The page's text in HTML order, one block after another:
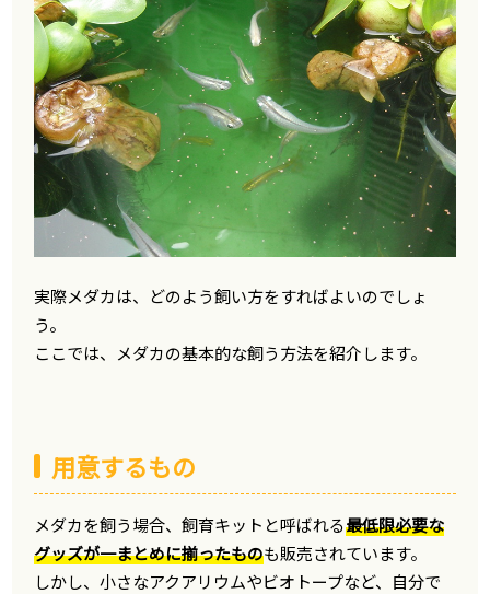
実際メダカは、どのよう飼い方をすればよいのでしょ
う。
ここでは、メダカの基本的な飼う方法を紹介します。
用意するもの
メダカを飼う場合、飼育キットと呼ばれる最低限必要な
グッズが一まとめに揃ったものも販売されています。
しかし、小さなアクアリウムやビオトープなど、自分で